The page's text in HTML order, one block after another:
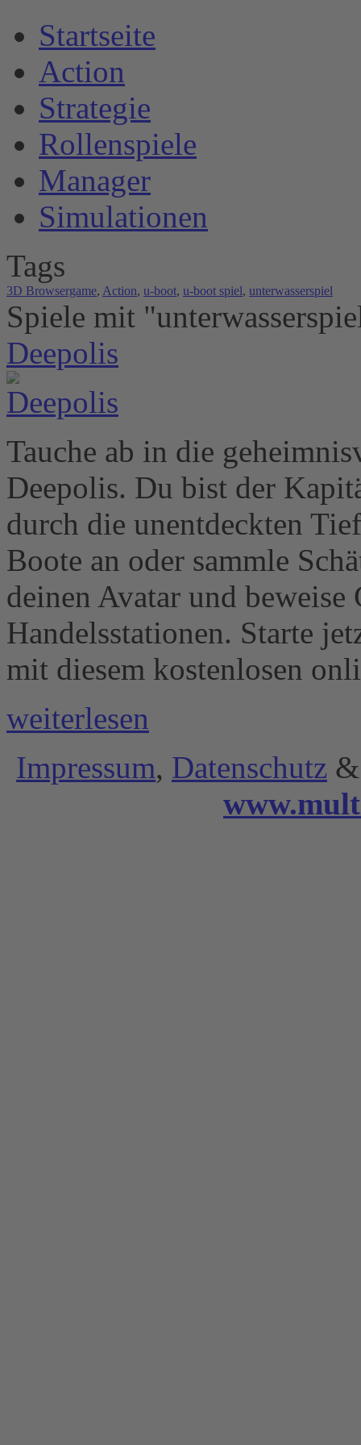
Startseite
Action
Strategie
Rollenspiele
Manager
Simulationen
Tags
3D Browsergame, Action, u-boot, u-boot spiel, unterwasserspiel
Spiele mit
Deepolis
Tauche ab in die
Deepolis. Du bist der
durch die unentdeckten
Boote an oder sammle
deinen Avatar und beweise
Handelsstationen. Starte
mit diesem kostenlosen
weiterlesen
Impressum, Datenschutz